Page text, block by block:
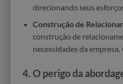
direcionando seus
Construção de
construção de
necessidades da
4. O perigo da